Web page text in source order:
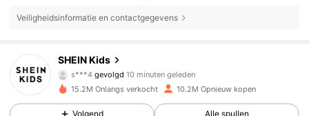
Veiligheidsinformatie en contactgegevens
SHEIN Kids
s***4gevolgd 10 minuten geleden
810K Volgers
15.2M Onlangs verkocht 10.2M Opnieuw kopen
Volgend Alle spullen